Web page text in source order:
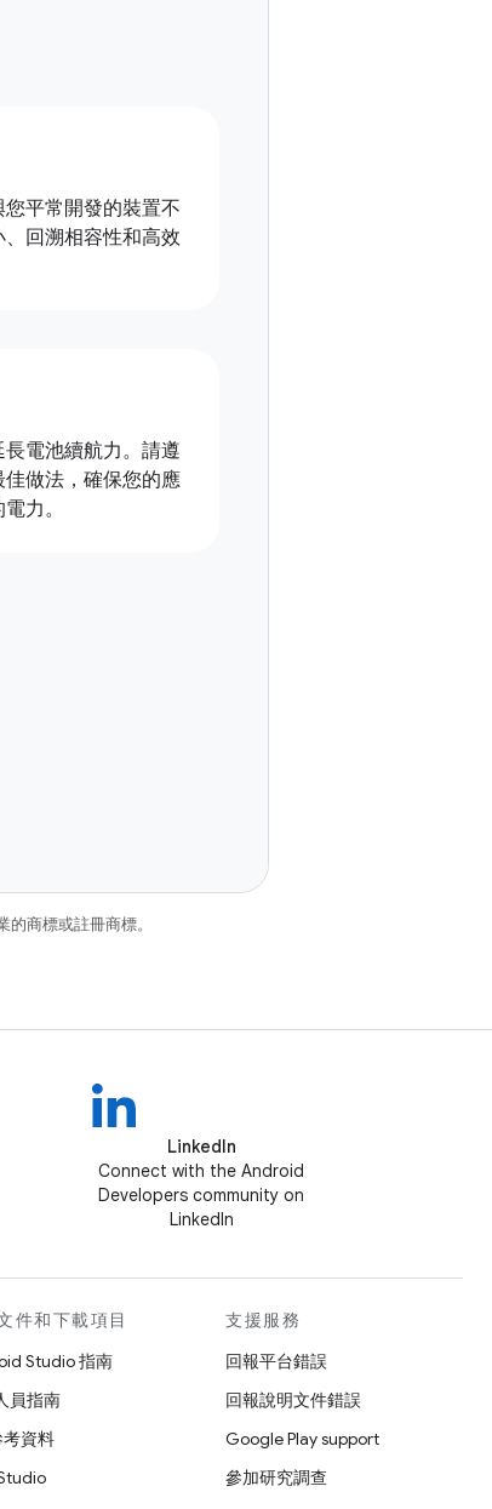
平常開發的裝置不
回溯相容性和高效
電池續航力。請遵
做法，確保您的應
力。
商標或註冊商標。
LinkedIn
Connect with the Android
Developers community on
LinkedIn
件和下載項目
Studio 指南
員指南
考資料
支援服務
回報平台錯誤
回報說明文件錯誤
Google Play support
參加研究調查